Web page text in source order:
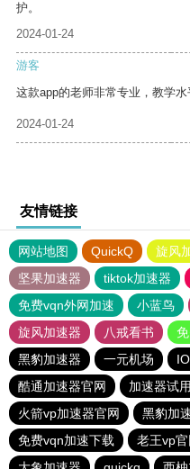
护。
2024-01-24
游客
这款app的老师非常专业，教学
2024-01-24
友情链接
网站地图 QuickQ 旋风
坚果加速器
tiktok加速器
免费vqn外网加速
小蓝鸟
旋风加速器
八戒看书
黑豹加速器
一元机场
酷通加速器官网
加速器试
火箭vp加速器官网
黑豹加
免费vqn加速下载
老王vp官